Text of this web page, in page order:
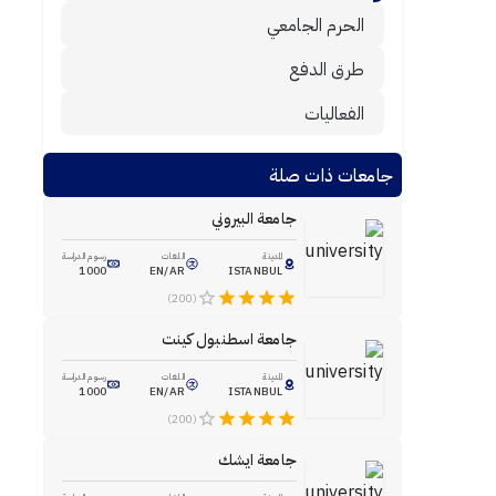
الحرم الجامعي
طرق الدفع
الفعاليات
جامعات ذات صلة
جامعة البيروني
المدينة
ISTANBUL
اللغات
EN/AR
رسوم الدراسة
1000
(200)
جامعة اسطنبول كينت
المدينة
ISTANBUL
اللغات
EN/AR
رسوم الدراسة
1000
(200)
جامعة ايشك